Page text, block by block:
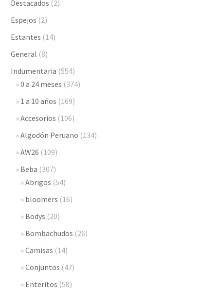
Destacados (2)
Espejos (2)
Estantes (14)
General (8)
Indumentaria (554)
0 a 24 meses (374)
1 a 10 años (169)
Accesorios (106)
Algodón Peruano (134)
AW26 (109)
Beba (307)
Abrigos (54)
bloomers (16)
Bodys (20)
Bombachudos (26)
Camisas (14)
Conjuntos (47)
Enteritos (58)